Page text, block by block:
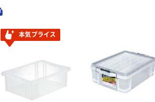
本気プライス